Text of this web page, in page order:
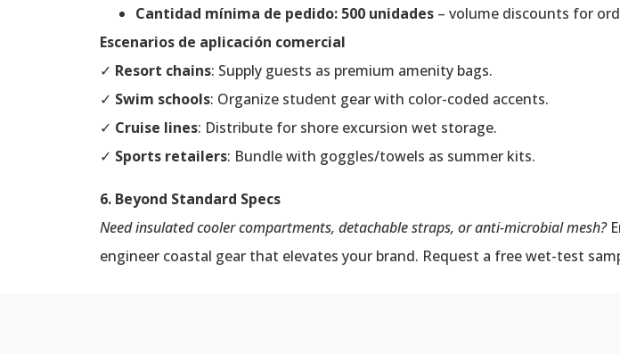
Cantidad mínima de pedido: 500 unidades – volume discounts for
Escenarios de aplicación comercial
✓ Resort chains: Supply guests as premium amenity bags.
✓ Swim schools: Organize student gear with color-coded accents.
✓ Cruise lines: Distribute for shore excursion wet storage.
✓ Sports retailers: Bundle with goggles/towels as summer kits.
6. Beyond Standard Specs
Need insulated cooler compartments, detachable straps, or anti-microbial mesh?
engineer coastal gear that elevates your brand. Request a free wet-test